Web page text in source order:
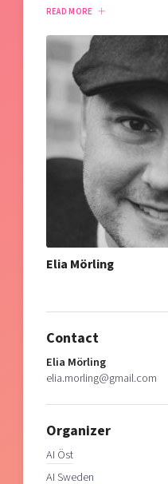
READ MORE
Elia Mörling
Contact
Elia Mörling
elia.morling@gmail.com
Organizer
AI Öst
AI Sweden